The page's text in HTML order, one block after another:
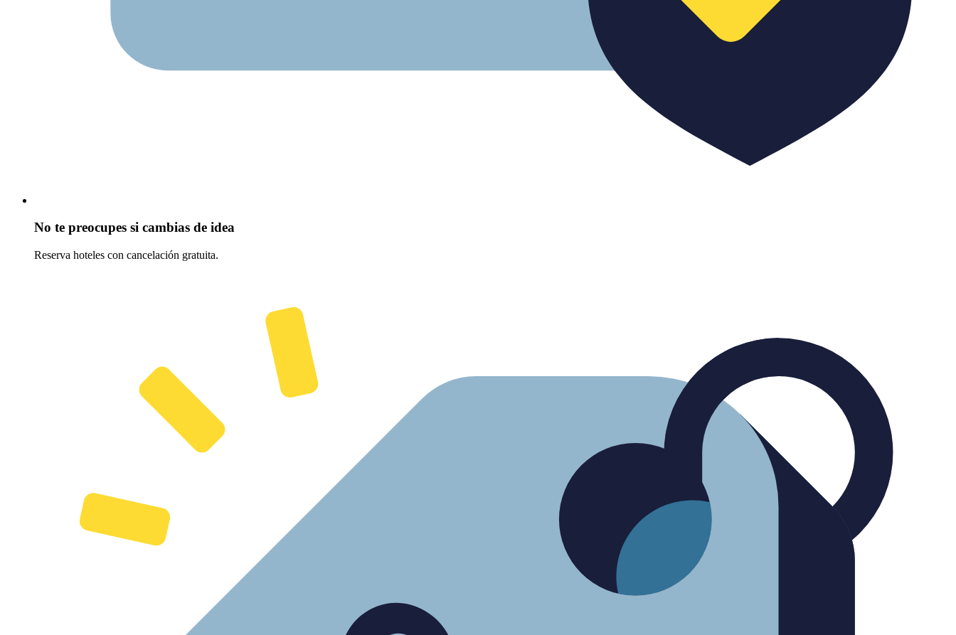
No te preocupes si cambias de idea
Reserva hoteles con cancelación gratuita.